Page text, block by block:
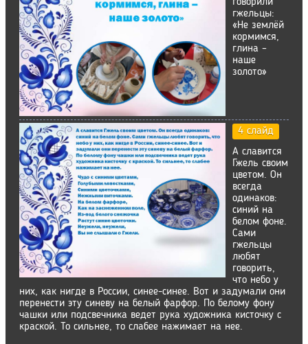
гжельцы:
«Не землёй
кормимся,
глина –
наше
золото»
4 слайд
А славится
Гжель своим
цветом. Он
всегда
одинаков:
синий на
белом фоне.
Сами
гжельцы
любят
говорить,
что небо у
них, как нигде в России, синее-синее. Вот и задумали они
перенести эту синеву на белый фарфор. По белому фону
чашки или подсвечника ведет рука художника кисточку с
краской. То сильнее, то слабее нажимает на нее.